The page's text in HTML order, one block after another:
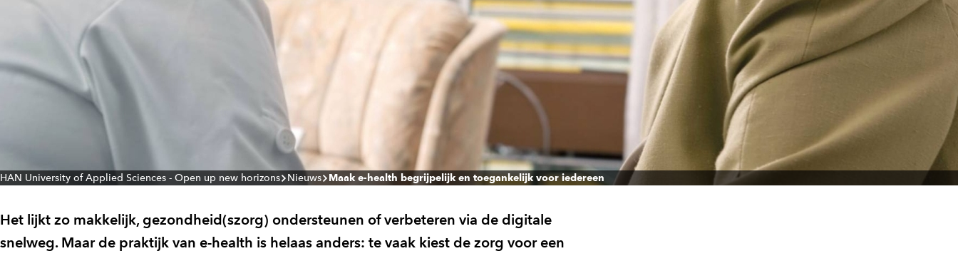
HAN University of Applied Sciences - Open up new horizons Nieuws Maak e-health begrijpelijk en toegankelijk voor iedereen
Het lijkt zo makkelijk, gezondheid(szorg) ondersteunen of verbeteren via de digitale
snelweg. Maar de praktijk van e-health is helaas anders: te vaak kiest de zorg voor een